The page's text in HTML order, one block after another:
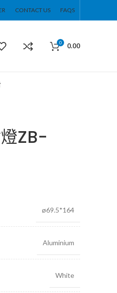
CONTACT US FAQS
0 0.00
ZB-
ø69.5*164
Aluminium
White